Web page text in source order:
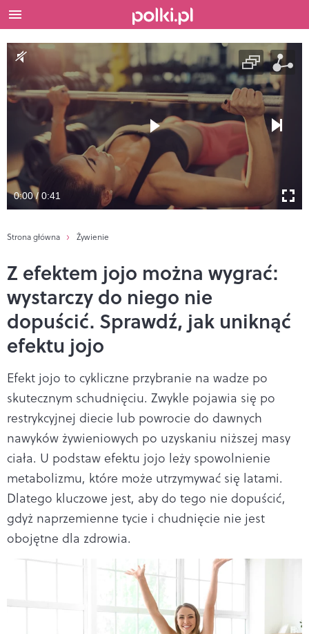
0:00 / 0:41
Strona główna Żywienie
Z efektem jojo można wygrać:
wystarczy do niego nie
dopuścić. Sprawdź, jak uniknąć
efektu jojo
Efekt jojo to cykliczne przybranie na wadze po
skutecznym schudnięciu. Zwykle pojawia się po
restrykcyjnej diecie lub powrocie do dawnych
nawyków żywieniowych po uzyskaniu niższej masy
ciała. U podstaw efektu jojo leży spowolnienie
metabolizmu, które może utrzymywać się latami.
Dlatego kluczowe jest, aby do tego nie dopuścić,
gdyż naprzemienne tycie i chudnięcie nie jest
obojętne dla zdrowia.